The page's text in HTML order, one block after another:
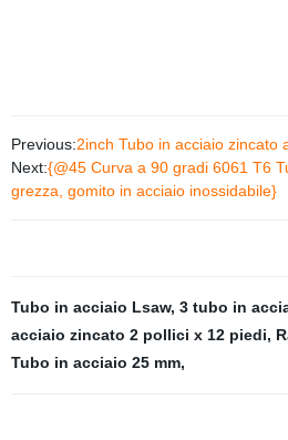
Previous:2inch Tubo in acciaio zincato
Next:{@45 Curva a 90 gradi 6061 T6
grezza, gomito in acciaio inossidabile}
Tubo in acciaio Lsaw, 3 tubo in
acciaio zincato 2 pollici x 12 piedi,
Tubo in acciaio 25 mm,